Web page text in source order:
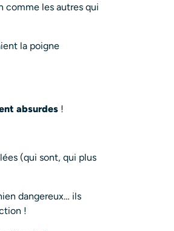
comme les autres qui
la poigne
absurdes !
(qui sont, qui plus
dangereux… ils
!